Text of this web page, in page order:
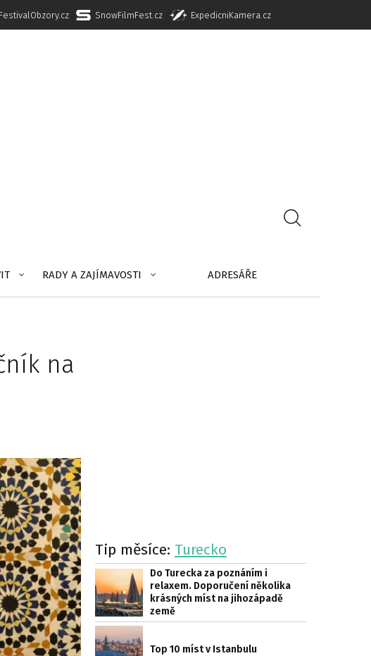
FestivalObzory.cz SnowFilmFest.cz ExpedicniKamera.cz
RADY A ZAJÍMAVOSTI ADRESÁŘE
na
Tip měsíce: Turecko
Do Turecka za poznáním i
relaxem. Doporučení několika
krásných míst na jihozápadě
země
Top 10 míst v Istanbulu